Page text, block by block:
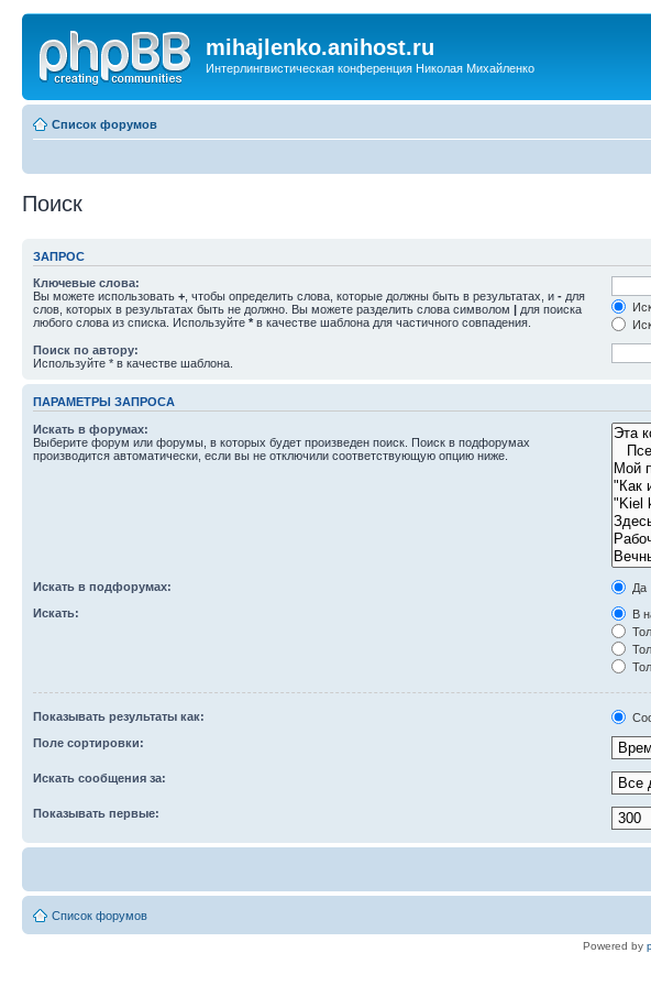
mihajlenko.anihost.ru
Интерлингвистическая конференция Николая Михайленко
Список форумов
Поиск
ЗАПРОС
Ключевые слова:
Вы можете использовать + , чтобы определить слова, которые должны быть в результатах, и - для
слов, которых в результатах быть не должно. Вы можете разделить слова символом | для поиска
любого слова из списка. Используйте * в качестве шаблона для частичного совпадения.
Поиск по автору:
Используйте * в качестве шаблона.
ПАРАМЕТРЫ ЗАПРОСА
Искать в форумах:
Выберите форум или форумы, в которых будет произведен поиск. Поиск в подфорумах
производится автоматически, если вы не отключили соответствующую опцию ниже.
Искать в подфорумах: Да
Искать:
В
Показывать результаты как:
Поле сортировки:
Искать сообщения за:
Показывать первые:
Список форумов
Powered by